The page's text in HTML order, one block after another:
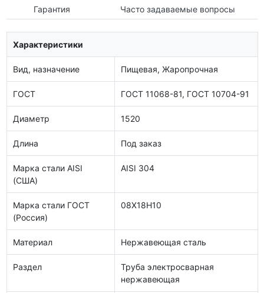
Гарантия
Часто задаваемые вопросы
Характеристики
Вид, назначение Пищевая, Жаропрочная
ГОСТ ГОСТ 11068-81, ГОСТ 10704-91
Диаметр 1520
Длина Под заказ
Марка стали AISI
(США)
AISI 304
Марка стали ГОСТ
(Россия)
08Х18Н10
Материал Нержавеющая сталь
Раздел
Труба электросварная
нержавеющая